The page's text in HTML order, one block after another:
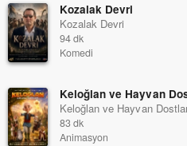
Kozalak Devri
Kozalak Devri
94 dk
Komedi
Keloğlan ve Hayvan
Keloğlan ve Hayvan
83 dk
Animasyon